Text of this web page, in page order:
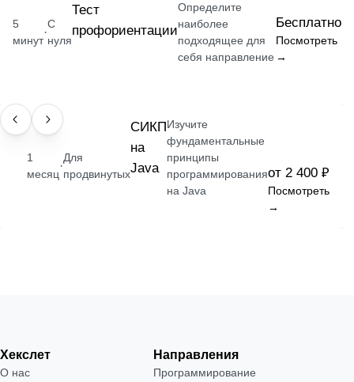
5
минут
·
С
нуля
Тест
профориентации
Определите
наиболее
подходящее для
себя направление
Бесплатно
Посмотреть
→
НАВЫК
1
месяц
·
Для
продвинутых
СИКП
на
Java
Изучите
фундаментальные
принципы
программирования
на Java
от 2 400 ₽
Посмотреть
→
Хекслет
О нас
Направления
Программирование